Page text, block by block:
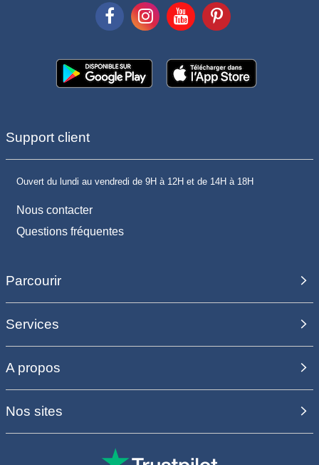
Support client
Ouvert du lundi au vendredi de 9H à 12H et de 14H à 18H
Nous contacter
Questions fréquentes
Parcourir
Services
A propos
Nos sites